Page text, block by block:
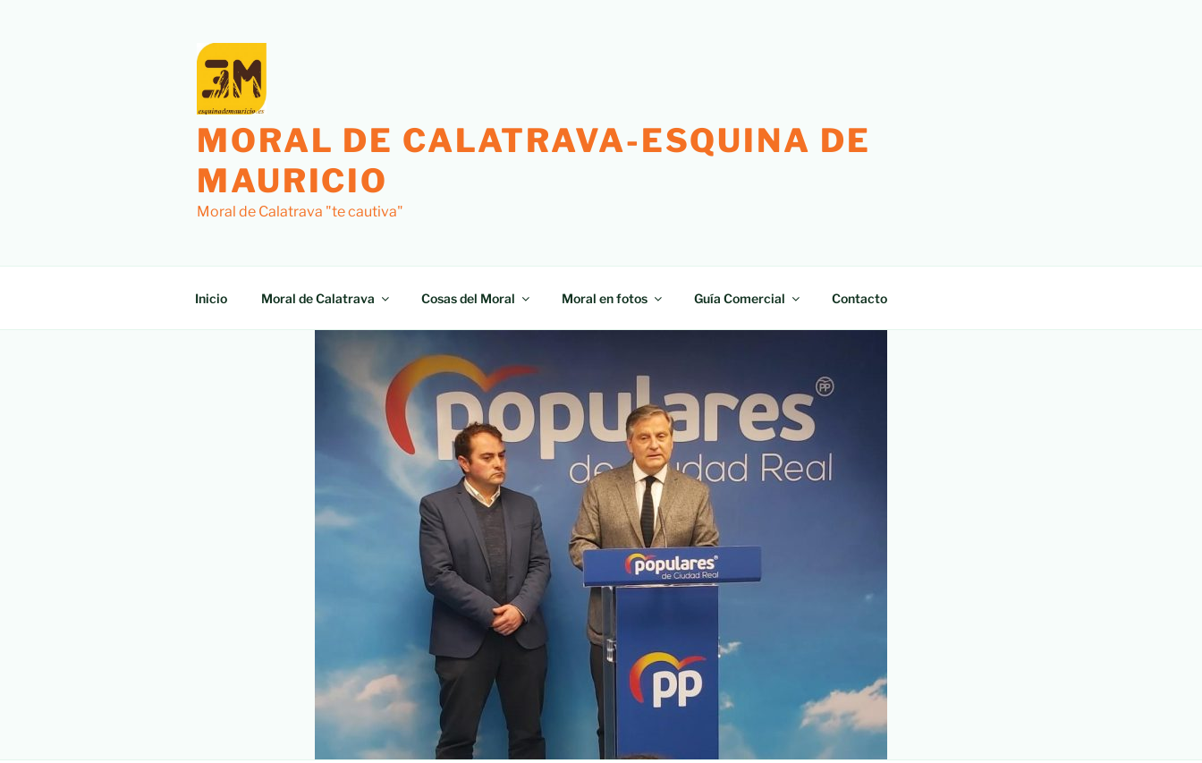
MORAL DE CALATRAVA-ESQUINA DE
MAURICIO
Moral de Calatrava "te cautiva"
Inicio Moral de Calatrava Cosas del Moral Moral en fotos Guía Comercial Contacto